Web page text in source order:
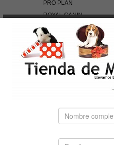
PRO PLAN
ROYAL CANIN
Use palabras clave
SUGERIDO